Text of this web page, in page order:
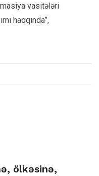
vasitələri
haqqında”,
ölkəsinə,